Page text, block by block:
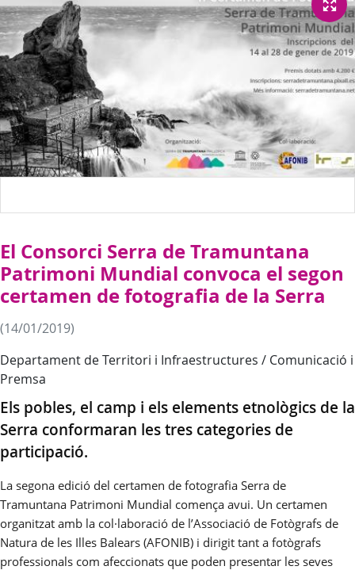
El Consorci Serra de Tramuntana
Patrimoni Mundial convoca el segon
certamen de fotografia de la Serra
(14/01/2019)
Departament de Territori i Infraestructures / Comunicació i
Premsa
Els pobles, el camp i els elements etnològics de la
Serra conformaran les tres categories de
participació.
La segona edició del certamen de fotografia Serra de
Tramuntana Patrimoni Mundial comença avui. Un certamen
organitzat amb la col·laboració de l’Associació de Fotògrafs de
Natura de les Illes Balears (AFONIB) i dirigit tant a fotògrafs
professionals com afeccionats que poden presentar les seves